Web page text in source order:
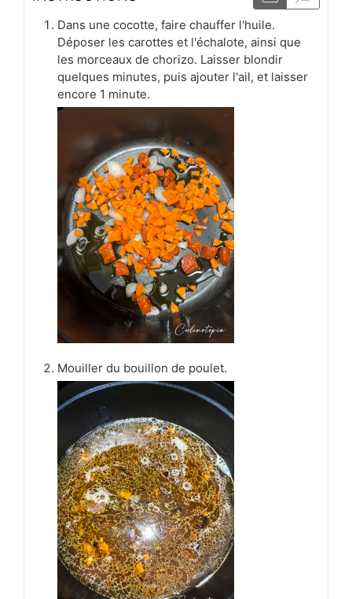
Dans une cocotte, faire chauffer l'huile.
Déposer les carottes et l'échalote, ainsi que
les morceaux de chorizo. Laisser blondir
quelques minutes, puis ajouter l'ail, et laisser
encore 1 minute.
Mouiller du bouillon de poulet.